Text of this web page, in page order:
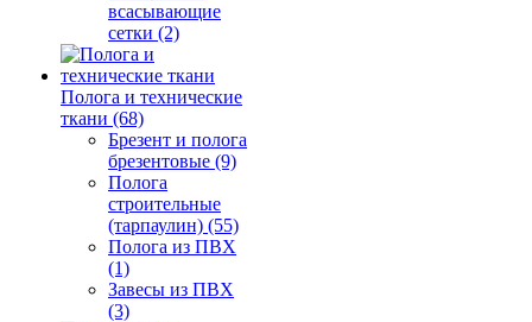
всасывающие
сетки (2)
Полога и технические
ткани (68)
Брезент и полога
брезентовые (9)
Полога
строительные
(тарпаулин) (55)
Полога из ПВХ
(1)
Завесы из ПВХ
(3)